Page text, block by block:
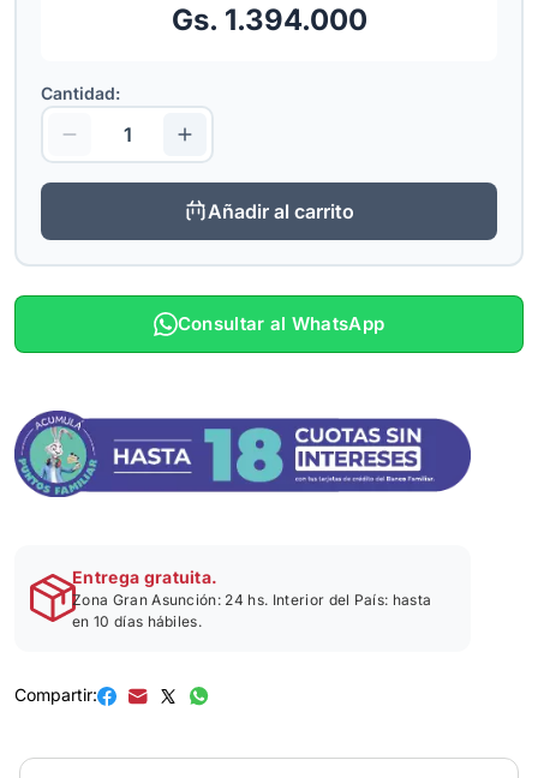
Gs. 1.394.000
Cantidad:
Añadir al carrito
Consultar al WhatsApp
Entrega gratuita.
Zona Gran Asunción: 24 hs. Interior del País: hasta
en 10 días hábiles.
Compartir: